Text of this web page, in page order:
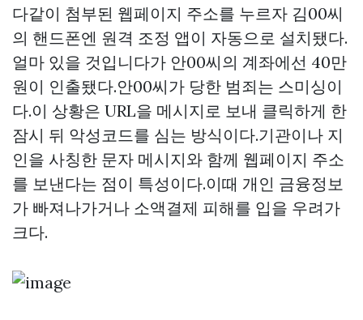
다같이 첨부된 웹페이지 주소를 누르자 김00씨
의 핸드폰엔 원격 조정 앱이 자동으로 설치됐다.
얼마 있을 것입니다가 안00씨의 계좌에선 40만
원이 인출됐다.안00씨가 당한 범죄는 스미싱이
다.이 상황은 URL을 메시지로 보내 클릭하게 한
잠시 뒤 악성코드를 심는 방식이다.기관이나 지
인을 사칭한 문자 메시지와 함께 웹페이지 주소
를 보낸다는 점이 특성이다.이때 개인 금융정보
가 빠져나가거나 소액결제 피해를 입을 우려가
크다.